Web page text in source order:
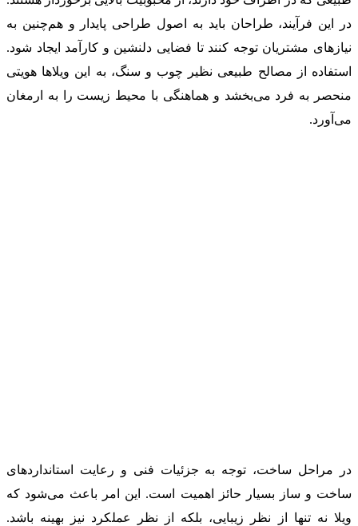
در این فرآیند، طراحان باید به اصول طراحی پایدار و هم‌چنین به
نیازهای مشتریان توجه کنند تا فضایی دلنشین و کارآمد ایجاد شود.
استفاده از مصالح طبیعی نظیر چوب و سنگ، به این ویلاها هویتی
منحصر به فرد می‌بخشد و هماهنگی با محیط زیست را به ارمغان
می‌آورد.
در مراحل ساخت، توجه به جزئیات فنی و رعایت استانداردهای
ساخت و ساز بسیار حائز اهمیت است. این امر باعث می‌شود که
ویلا نه تنها از نظر زیبایی، بلکه از نظر عملکرد نیز بهینه باشد.